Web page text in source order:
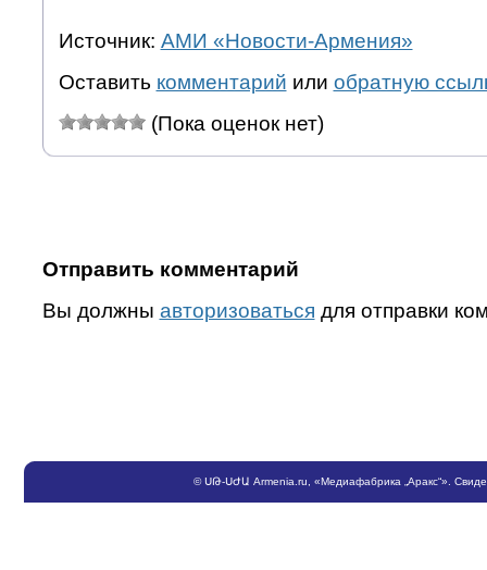
Источник: АМИ «Новости-Армения»
Оставить комментарий или обратную
(Пока оценок нет)
Отправить комментарий
Вы должны авторизоваться для отправки
©ՍԹ-ՍԺԱ Armenia.ru , «Медиафабрика „Аракс“».